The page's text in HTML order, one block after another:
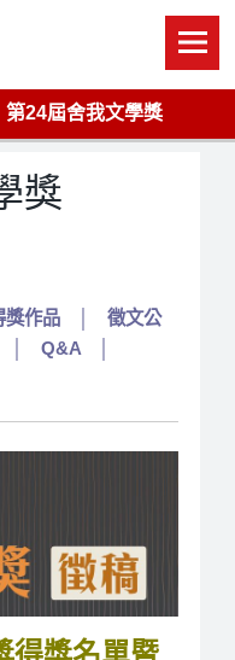
第24屆舍我文學獎
獎
獎作品 │徵文公
Q&A│